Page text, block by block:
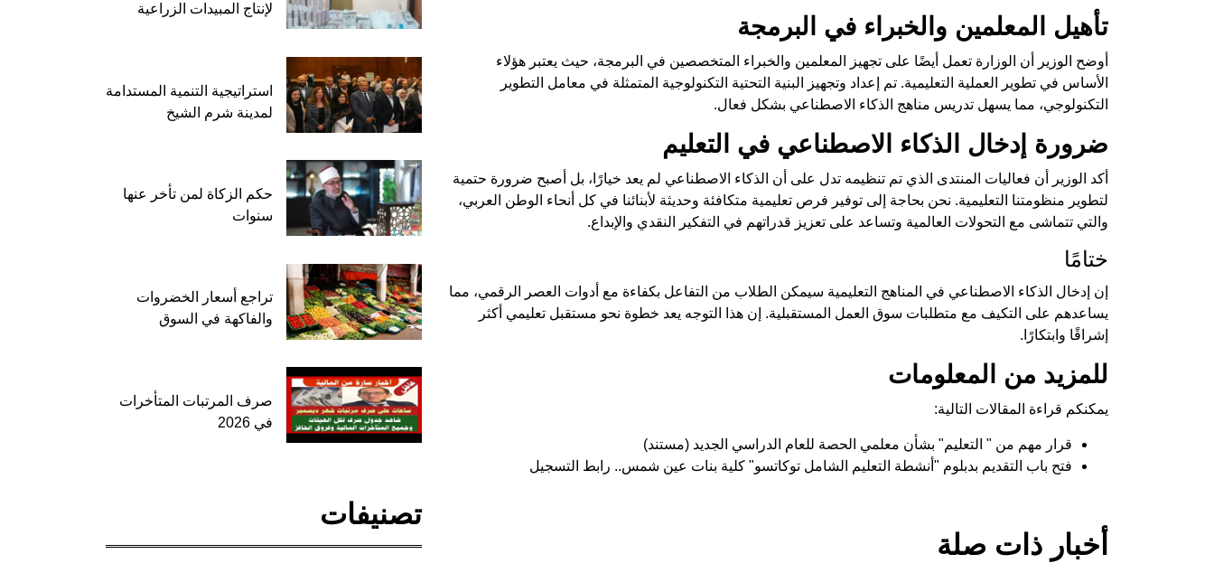
تأهيل المعلمين والخبراء في البرمجة
أوضح الوزير أن الوزارة تعمل أيضًا على تجهيز المعلمين والخبراء المتخصصين في البرمجة، حيث يعتبر هؤلاء
الأساس في تطوير العملية التعليمية. تم إعداد وتجهيز البنية التحتية التكنولوجية المتمثلة في معامل التطوير
التكنولوجي، مما يسهل تدريس مناهج الذكاء الاصطناعي بشكل فعال.
ضرورة إدخال الذكاء الاصطناعي في التعليم
أكد الوزير أن فعاليات المنتدى الذي تم تنظيمه تدل على أن الذكاء الاصطناعي لم يعد خيارًا، بل أصبح ضرورة حتمية
لتطوير منظومتنا التعليمية. نحن بحاجة إلى توفير فرص تعليمية متكافئة وحديثة لأبنائنا في كل أنحاء الوطن العربي،
والتي تتماشى مع التحولات العالمية وتساعد على تعزيز قدراتهم في التفكير النقدي والإبداع.
ختامًا
إن إدخال الذكاء الاصطناعي في المناهج التعليمية سيمكن الطلاب من التفاعل بكفاءة مع أدوات العصر الرقمي، مما
يساعدهم على التكيف مع متطلبات سوق العمل المستقبلية. إن هذا التوجه يعد خطوة نحو مستقبل تعليمي أكثر
إشراقًا وابتكارًا.
للمزيد من المعلومات
يمكنكم قراءة المقالات التالية:
قرار مهم من " التعليم" بشأن معلمي الحصة للعام الدراسي الجديد (مستند)
فتح باب التقديم بدبلوم "أنشطة التعليم الشامل توكاتسو" كلية بنات عين شمس.. رابط التسجيل
أخبار ذات صلة
لإنتاج المبيدات الزراعية
استراتيجية التنمية المستدامة
لمدينة شرم الشيخ
حكم الزكاة لمن تأخر عنها
سنوات
تراجع أسعار الخضروات
والفاكهة في السوق
صرف المرتبات المتأخرات
في 2026
تصنيفات